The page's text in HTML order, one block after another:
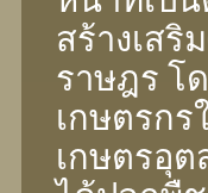
สร้างเสริ
ราษฎร โ
เกษตรกร
เกษตรอุต